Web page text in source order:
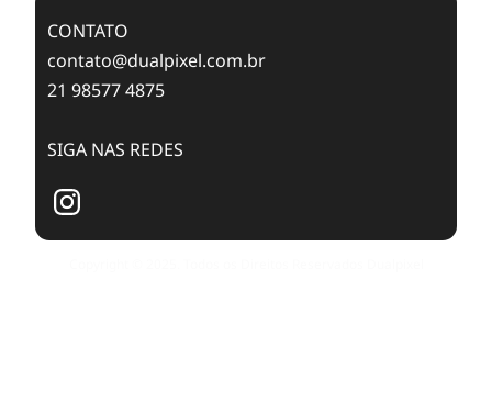
CONTATO
contato@dualpixel.com.br
21 98577 4875
SIGA NAS REDES